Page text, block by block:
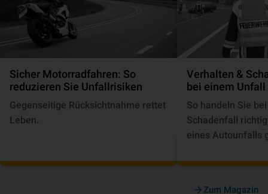
Sicher Motorradfahren: So
reduzieren Sie Unfallrisiken
Gegenseitige Rücksichtnahme rettet
Leben.
Verhalten &
bei einem Unfall
So handeln Sie
Schadenfall
eines Autounfalls
Zum Magazin